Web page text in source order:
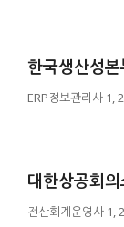
한국생산성
ERP정보관리사 1,
대한상공회
전산회계운영사 1,